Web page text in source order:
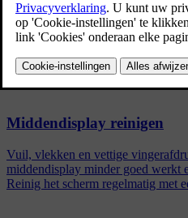
Gerelateerde
Middendisplay reinigen
Vuil, vlekken en vettige
middendisplay minder goed werkt
Reinig het scherm regelmatig met